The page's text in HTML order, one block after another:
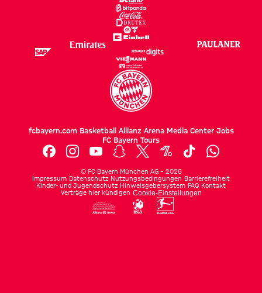
fcbayern.com Basketball Allianz Arena Media Center Jobs
FC Bayern Tours
© FC Bayern München AG – 2026
Impressum Datenschutz Nutzungsbedingungen Barrierefreiheit
Kinder- und Jugendschutz Hinweisgebersystem FAQ Kontakt
Verträge hier kündigen Cookie-Einstellungen